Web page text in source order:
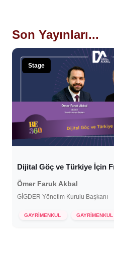
Son Yayınları...
Stage
Dijital Göç ve Türkiye İçin
Ömer Faruk Akbal
GİGDER Yönetim Kurulu Başkanı
GAYRİMENKUL